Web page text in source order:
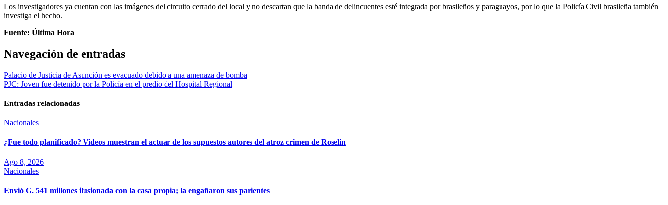
Los investigadores ya cuentan con las imágenes del circuito cerrado del local y no descartan que la banda de delincuentes esté integrada por brasileños y paraguayos, por lo que la Policía Civil brasileña también
investiga el hecho.
Fuente: Última Hora
Navegación de entradas
Palacio de Justicia de Asunción es evacuado debido a una amenaza de bomba
PJC: Joven fue detenido por la Policía en el predio del Hospital Regional
Entradas relacionadas
Nacionales
¿Fue todo planificado? Videos muestran el actuar de los supuestos autores del atroz crimen de Roselin
Ago 8, 2026
Nacionales
Envió G. 541 millones ilusionada con la casa propia; la engañaron sus parientes